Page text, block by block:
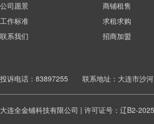
公司愿景
工作标准
联系我们
商铺租售
求租求购
招商加盟
投诉电话：83897255 联系地址：大连市沙河
大连全金铺科技有限公司 | 许可证号：辽B2-